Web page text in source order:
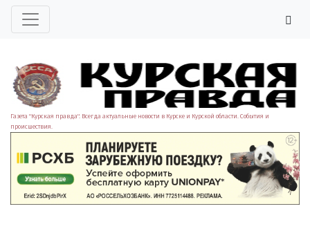
Газета "Курская правда". Всегда актуальные новости в Курске и Курской области. События и
происшествия.